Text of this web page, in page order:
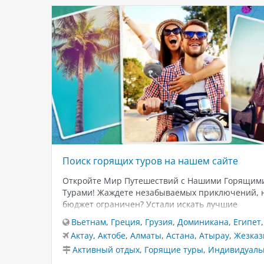
Поиск горящих туров на нашем сайте
Откройте Мир Путешествий с Нашими
Турами! Жаждете незабываемых приключений,
бюджет ограничен? Устали искать лучшие
путешествие доступным и захватывающим! На
сайте вы найдете эксклюзивные горящие туры
самым популярным направлениям. Мы
Вьетнам, Греция, Грузия, Доминикана, Египет,
Актау, Актобе, Алматы, Астана, Атырау,
Активный отдых, Горящие туры,